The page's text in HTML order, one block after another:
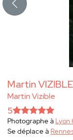
Martin VIZIBLE
Martin Vizible
5
Photographe à
Se déplace à